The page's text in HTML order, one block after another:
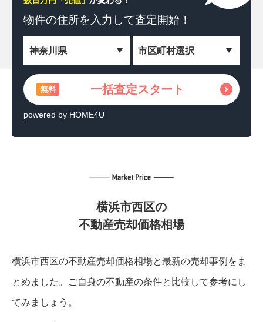
無料 一括査定スタート
powered by HOME4U
物件の住所を 入力して査定開始！
無料 一括査定スタート
powered by HOME4U
横浜市西区の
不動産売却価格相場
横浜市西区の不動産売却価格相場と最新の売却事例をま
とめました。 ご自身の不動産の条件と比較して参考にし
てみましょう。